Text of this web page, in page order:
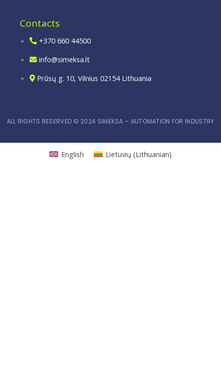
Contacts
+370 660 44500
info@simeksa.lt
Prūsų g. 10, Vilnius 02154 Lithuania
ALL RIGHTS RESERVED © 2024 SIMEKSA – AUTOMATION FOR INDUSTRY
English Lietuvių (Lithuanian)